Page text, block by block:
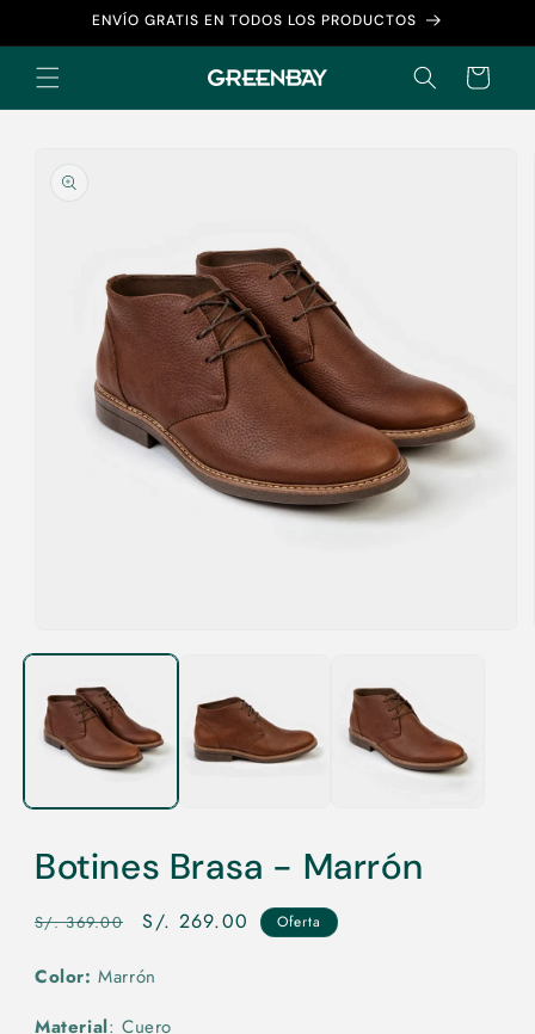
directamente
al contenido
ENVÍO GRATIS EN TODOS LOS PRODUCTOS
Carrito
información
elemento
en
una
ventana
modal
Botines Brasa - Marrón
Precio
S/. 369.00
Precio
oferta
S/. 269.00 Oferta
Color: Marrón
Material: Cuero